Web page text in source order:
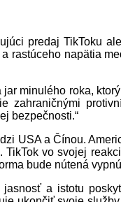
predaj TikToku
rastúceho napätia
minulého roka,
bezpečnosti.“
USA a Čínou.
vo svojej
bude nútená
a istotu